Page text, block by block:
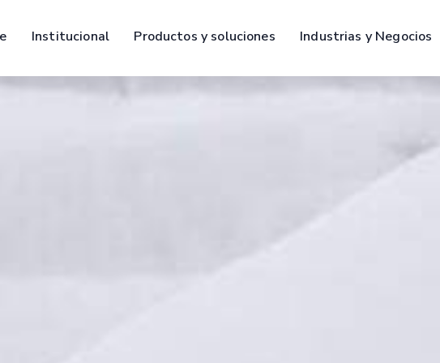
Institucional Productos y soluciones Industrias y Negocios